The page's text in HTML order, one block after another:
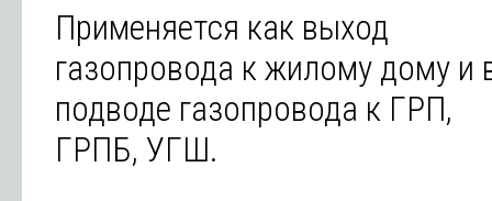
Применяется как выход
газопровода к жилому дому и
подводе газопровода к ГРП,
ГРПБ, УГШ.